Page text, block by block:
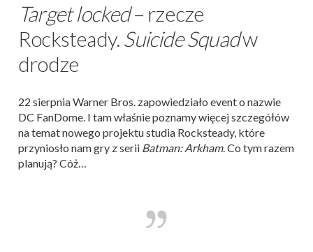
Target locked– rzecze
Rocksteady.Suicide Squadw
drodze
22 sierpnia Warner Bros. zapowiedziało event o nazwie
DC FanDome. I tam właśnie poznamy więcej szczegółów
na temat nowego projektu studia Rocksteady, które
przyniosło nam gry z serii Batman: Arkham. Co tym razem
planują? Cóż…